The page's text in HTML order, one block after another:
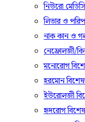
নিউরো
লিভার ও
নাক কান ও
নেফ্রোলজী/
মনোরোগ
হরমোন
ইউরোলজী
হৃদরোগ